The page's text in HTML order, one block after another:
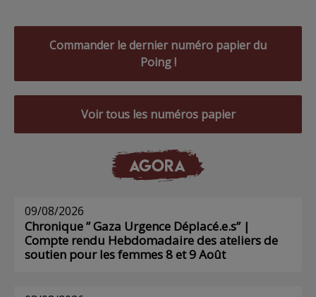
Commander le dernier numéro papier du
Poing !
Voir tous les numéros papier
AGORA
09/08/2026
Chronique ” Gaza Urgence Déplacé.e.s” |
Compte rendu Hebdomadaire des ateliers de
soutien pour les femmes 8 et 9 Août